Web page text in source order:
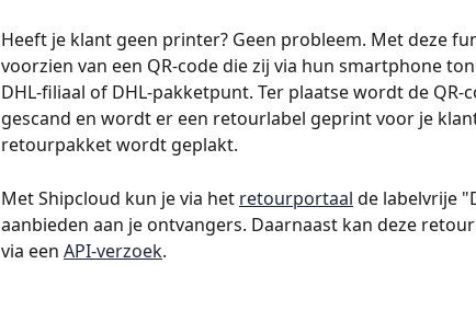
Heeft je klant geen printer? Geen probleem. Met deze
voorzien van een QR-code die zij via hun smartphone
DHL-filiaal of DHL-pakketpunt. Ter plaatse wordt de
gescand en wordt er een retourlabel geprint voor je
retourpakket wordt geplakt.
Met Shipcloud kun je via het retourportaal de labelvrije
aanbieden aan je ontvangers. Daarnaast kan deze
via een API-verzoek.